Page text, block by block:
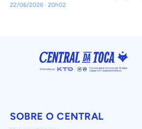
22/06/2026 · 20h02
SOBRE O CENTRAL